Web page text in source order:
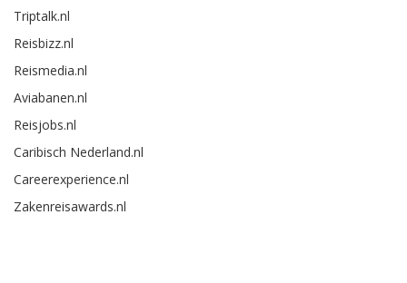
Triptalk.nl
Reisbizz.nl
Reismedia.nl
Aviabanen.nl
Reisjobs.nl
Caribisch Nederland.nl
Careerexperience.nl
Zakenreisawards.nl